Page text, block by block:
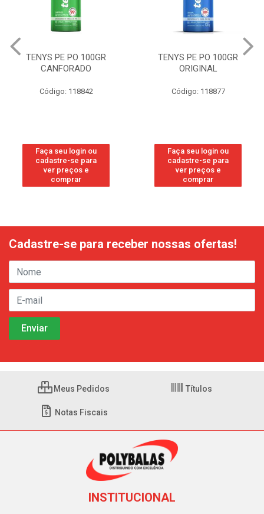
TENYS PE PO 100GR
CANFORADO
Código: 118842
Faça seu login ou
cadastre-se para
ver preços e
comprar
TENYS PE PO 100GR
ORIGINAL
Código: 118877
Faça seu login ou
cadastre-se para
ver preços e
comprar
Cadastre-se para receber nossas ofertas!
Meus Pedidos Títulos
Notas Fiscais
INSTITUCIONAL